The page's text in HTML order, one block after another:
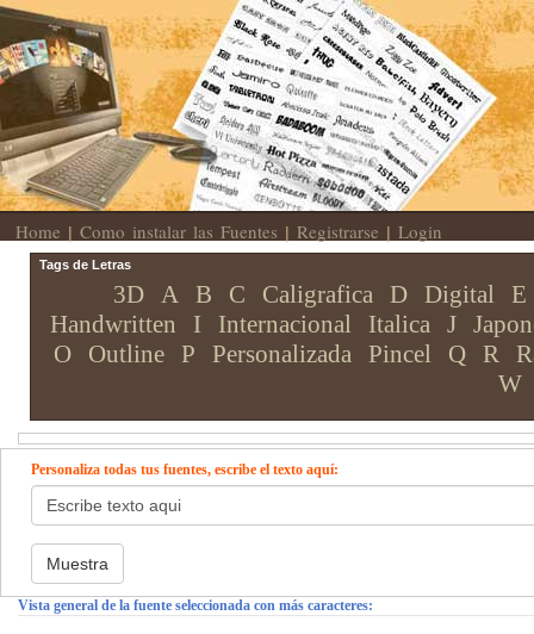
Home | Como instalar las Fuentes | Registrarse | Login
Tags de Letras
3D A B C Caligrafica D Digital E
Handwritten
I Internacional Italica J
O
Outline P Personalizada Pincel Q R
W
Personaliza todas tus fuentes, escribe el texto aquí:
Vista general de la fuente seleccionada con más caracteres: